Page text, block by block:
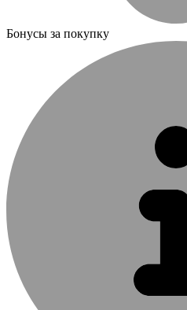
Бонусы за покупку